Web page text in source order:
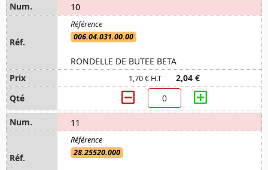
10
006.04.031.00.00
RONDELLE DE BUTEE BETA
1,70 € H.T 2,04 €
11
28.25520.000